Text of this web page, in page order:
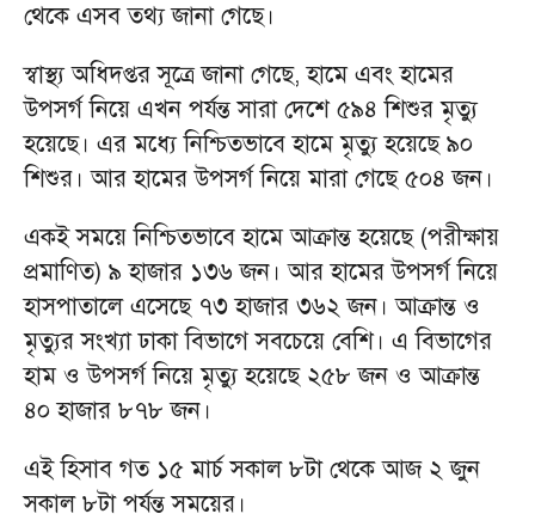
থেকে এসব তথ্য জানা গেছে।
স্বাস্থ্য অধিদপ্তর সূত্রে জানা গেছে, হামে এবং হামের
উপসর্গ নিয়ে এখন পর্যন্ত সারা দেশে ৫৯৪ শিশুর মৃত্যু
হয়েছে। এর মধ্যে নিশ্চিতভাবে হামে মৃত্যু হয়েছে ৯০
শিশুর। আর হামের উপসর্গ নিয়ে মারা গেছে ৫০৪ জন।
একই সময়ে নিশ্চিতভাবে হামে আক্রান্ত হয়েছে (পরীক্ষায়
প্রমাণিত) ৯ হাজার ১৩৬ জন। আর হামের উপসর্গ নিয়ে
হাসপাতালে এসেছে ৭৩ হাজার ৩৬২ জন। আক্রান্ত ও
মৃত্যুর সংখ্যা ঢাকা বিভাগে সবচেয়ে বেশি। এ বিভাগের
হাম ও উপসর্গ নিয়ে মৃত্যু হয়েছে ২৫৮ জন ও আক্রান্ত
৪০ হাজার ৮৭৮ জন।
এই হিসাব গত ১৫ মার্চ সকাল ৮টা থেকে আজ ২ জুন
সকাল ৮টা পর্যন্ত সময়ের।